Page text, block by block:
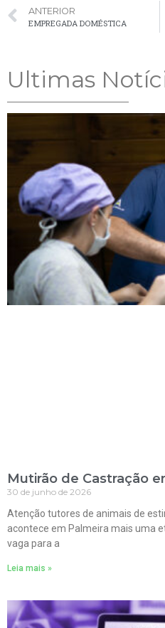
ANTERIOR
EMPREGADA DOMÉSTICA
Ultimas
Mutirão de Castração
30 de junho de 2026
Atenção tutores de animais de
acontece em Palmeira mais uma
vaga para a
Leia mais »